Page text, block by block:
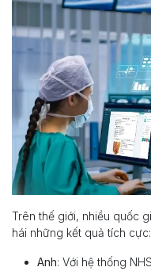
Trên thế giới, nhiều quốc
hái những kết quả tích cực:
Anh: Với hệ thống